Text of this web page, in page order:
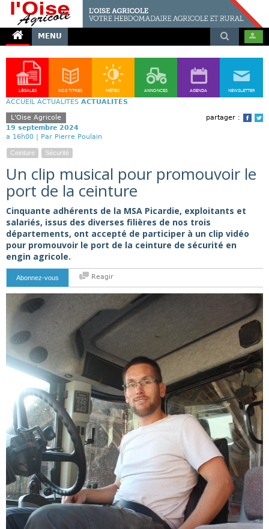
MENU
LÉGALES NOS TITRES MÉTÉO ANNONCES AGENDA NEWSLETTER
ACCUEIL ACTUALITÉS ACTUALITÉS
partager :
L'Oise Agricole
19 septembre 2024
a 16h00 | Par Pierre Poulain
Ceinture Sécurité
Un clip musical pour promouvoir le
port de la ceinture
Cinquante adhérents de la MSA Picardie, exploitants et
salariés, issus des diverses filières de nos trois
départements, ont accepté de participer à un clip vidéo
pour promouvoir le port de la ceinture de sécurité en
engin agricole.
Abonnez-vous Reagir